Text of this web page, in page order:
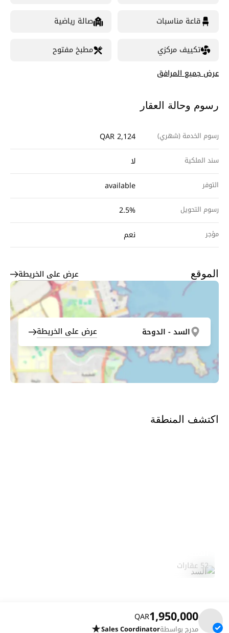
قاعة مناسبات صالة رياضية
تكييف مركزي
مطبخ مفتوح
عرض جميع المرافق
رسوم وحالة العقار
رسوم الخدمة (شهري) QAR 2,124
سند الملكية لا
التوفر available
رسوم التحويل 2.5%
مؤجر نعم
الموقع عرض على الخريطة
السد - الدوحة عرض على الخريطة
اكتشف المنطقة
52 عقارات
1,950,000
QAR
مدرج بواسطةSales Coordinator